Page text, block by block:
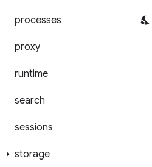
processes
proxy
runtime
search
sessions
storage